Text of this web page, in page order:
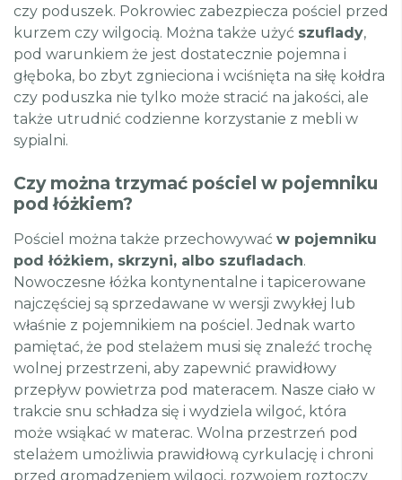
czy poduszek. Pokrowiec zabezpiecza pościel przed
kurzem czy wilgocią. Można także użyć szuflady,
pod warunkiem że jest dostatecznie pojemna i
głęboka, bo zbyt zgnieciona i wciśnięta na siłę kołdra
czy poduszka nie tylko może stracić na jakości, ale
także utrudnić codzienne korzystanie z mebli w
sypialni.
Czy można trzymać pościel w pojemniku
pod łóżkiem?
Pościel można także przechowywać w pojemniku
pod łóżkiem, skrzyni, albo szufladach.
Nowoczesne łóżka kontynentalne i tapicerowane
najczęściej są sprzedawane w wersji zwykłej lub
właśnie z pojemnikiem na pościel. Jednak warto
pamiętać, że pod stelażem musi się znaleźć trochę
wolnej przestrzeni, aby zapewnić prawidłowy
przepływ powietrza pod materacem. Nasze ciało w
trakcie snu schładza się i wydziela wilgoć, która
może wsiąkać w materac. Wolna przestrzeń pod
stelażem umożliwia prawidłową cyrkulację i chroni
przed gromadzeniem wilgoci, rozwojem roztoczy